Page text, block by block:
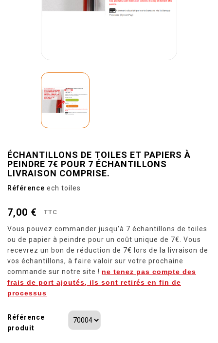
ÉCHANTILLONS DE TOILES ET PAPIERS À
PEINDRE 7€ POUR 7 ÉCHANTILLONS
LIVRAISON COMPRISE.
Référence ech toiles
7,00 € TTC
Vous pouvez commander jusqu'à 7 échantillons de toiles
ou de papier à peindre pour un coût unique de 7€. Vous
recevrez un bon de réduction de 7€ lors de la livraison de
vos échantillons, à faire valoir sur votre prochaine
commande sur notre site ! ne tenez pas compte des
frais de port ajoutés, ils sont retirés en fin de
processus
Référence
produit